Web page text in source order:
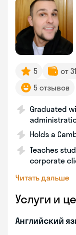
5 от
5 отзывов
Graduated
Holds a
Teaches
corporate
Читать дальше
Услуги и
Английский